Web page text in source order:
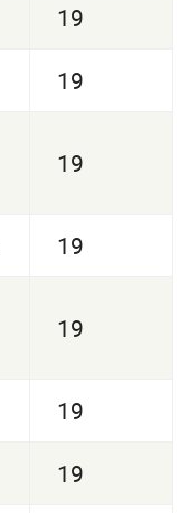
19
19
19
19
19
19
19